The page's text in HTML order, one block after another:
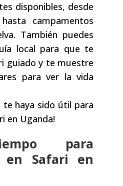
disponibles, desde
campamentos
También puedes
local para que te
guiado y te muestre
para ver la vida
te haya sido útil para
en Uganda!
para
en Safari en